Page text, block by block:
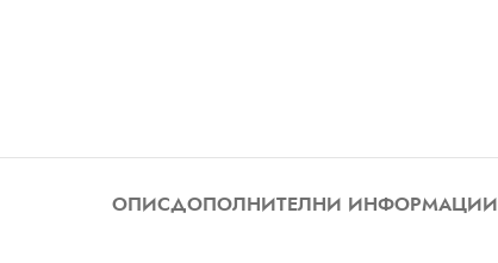
ОПИСДОПОЛНИТЕЛНИ ИНФОРМАЦИИ